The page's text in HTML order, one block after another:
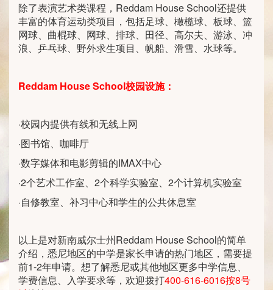
除了表演艺术类课程，Reddam House School还提供
丰富的体育运动类项目，包括足球、橄榄球、板球、篮
网球、曲棍球、网球、排球、田径、高尔夫、游泳、冲
浪、乒乓球、野外求生项目、帆船、滑雪、水球等。
Reddam House School校园设施：
·校园内提供有线和无线上网
·图书馆、咖啡厅
·数字媒体和电影剪辑的IMAX中心
·2个艺术工作室、2个科学实验室、2个计算机实验室
·自修教室、补习中心和学生的公共休息室
以上是对新南威尔士州Reddam House School的简单
介绍，悉尼地区的中学是家长申请的热门地区，需要提
前1-2年申请。想了解悉尼或其他地区更多中学信息、
学费信息、入学要求等，欢迎拨打400-616-6016按8号